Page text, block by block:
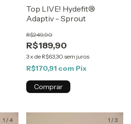
Top LIVE! Hydefit®
Adaptiv - Sprout
R$189,90
R$249,90
3x de R$63,30 sem juros
R$170,91 com Pix
Comprar
1 /4 1 /3